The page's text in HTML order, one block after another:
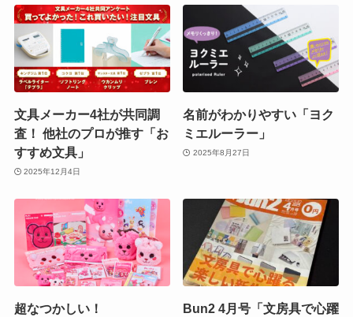
文具メーカー4社が共同調
査！ 他社のプロが推す「お
すすめ文具」
2025年12月4日
名前がわかりやすい「ヨク
ミエルーラー」
2025年8月27日
超なつかしい！
Bun2 4月号「文房具で心躍